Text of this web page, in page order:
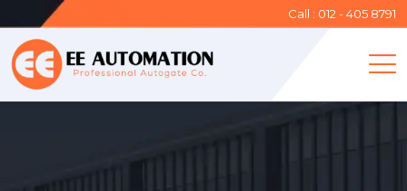
Call : 012 - 405 8791